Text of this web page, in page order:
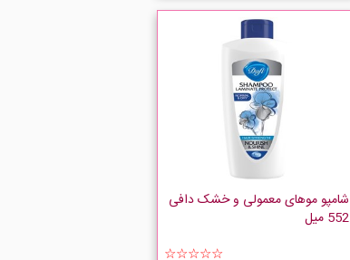
شامپو موهای معمولی و خشک دافی
552 میل
☆☆☆☆☆